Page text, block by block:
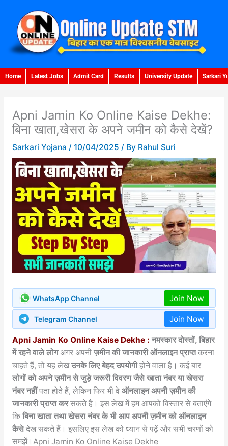
content
Home Latest Jobs Admit Card Results University Update Sarkari
Apni Jamin Ko Online Kaise Dekhe:
बिना खाता,खेसरा के अपने जमीन को कैसे देखें?
Sarkari Yojana / 10/04/2025 / By Rahul Suri
WhatsApp Channel Join Now
Telegram Channel Join Now
Apni Jamin Ko Online Kaise Dekhe : नमस्कार दोस्तों, बिहार
में रहने वाले लोगअगर अपनी ज़मीन की जानकारी ऑनलाइन प्राप्तकरना
चाहते हैं, तो यह लेखउनके लिए बेहद उपयोगीहोने वाला है। कई बार
लोगों को अपने ज़मीन से जुड़े जरूरी विवरण जैसे खाता नंबर या खेसरा
नंबर नहींपता होते हैं, लेकिन फिर भी वे ऑनलाइन अपनी ज़मीन की
जानकारी प्राप्त करसकते हैं। इस लेख में हम आपको विस्तार से बताएंगे
कि बिना खाता तथा खेसरा नंबर के भी आप अपनी ज़मीन को ऑनलाइन
कैसेदेख सकते हैं। इसलिए इस लेख को ध्यान से पढ़ें और सभी चरणों को
समझें।Apni Jamin Ko Online Kaise Dekhe